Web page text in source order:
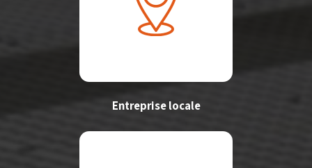
Entreprise locale